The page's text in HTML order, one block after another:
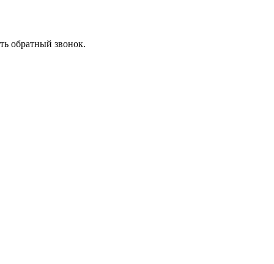
обратный звонок.